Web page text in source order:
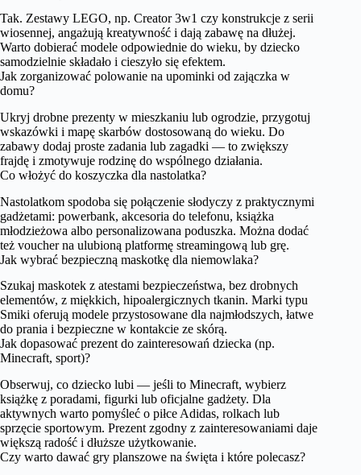
Tak. Zestawy LEGO, np. Creator 3w1 czy konstrukcje z serii
wiosennej, angażują kreatywność i dają zabawę na dłużej.
Warto dobierać modele odpowiednie do wieku, by dziecko
samodzielnie składało i cieszyło się efektem.
Jak zorganizować polowanie na upominki od zajączka w
domu?
Ukryj drobne prezenty w mieszkaniu lub ogrodzie, przygotuj
wskazówki i mapę skarbów dostosowaną do wieku. Do
zabawy dodaj proste zadania lub zagadki — to zwiększy
frajdę i zmotywuje rodzinę do wspólnego działania.
Co włożyć do koszyczka dla nastolatka?
Nastolatkom spodoba się połączenie słodyczy z praktycznymi
gadżetami: powerbank, akcesoria do telefonu, książka
młodzieżowa albo personalizowana poduszka. Można dodać
też voucher na ulubioną platformę streamingową lub grę.
Jak wybrać bezpieczną maskotkę dla niemowlaka?
Szukaj maskotek z atestami bezpieczeństwa, bez drobnych
elementów, z miękkich, hipoalergicznych tkanin. Marki typu
Smiki oferują modele przystosowane dla najmłodszych, łatwe
do prania i bezpieczne w kontakcie ze skórą.
Jak dopasować prezent do zainteresowań dziecka (np.
Minecraft, sport)?
Obserwuj, co dziecko lubi — jeśli to Minecraft, wybierz
książkę z poradami, figurki lub oficjalne gadżety. Dla
aktywnych warto pomyśleć o piłce Adidas, rolkach lub
sprzęcie sportowym. Prezent zgodny z zainteresowaniami daje
większą radość i dłuższe użytkowanie.
Czy warto dawać gry planszowe na święta i które polecasz?